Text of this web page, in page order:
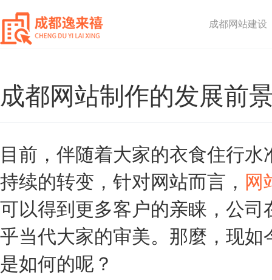
成都网站建设
成都网站制作的发展前
目前，伴随着大家的衣食住行
持续的转变，针对网站而言， 网
可以得到更多客户的亲睐，公司
乎当代大家的审美。那麼，现如
是如何的呢？